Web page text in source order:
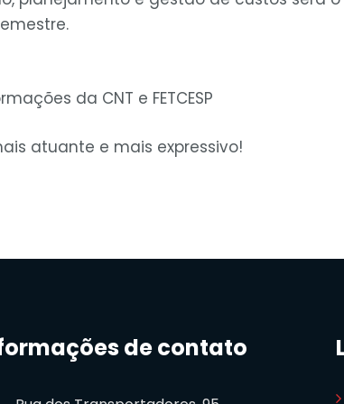
da CNT e FETCESP
atuante e mais expressivo!
de contato